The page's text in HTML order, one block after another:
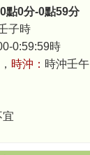
點0分-0點59分
子時
0:59:59時
時沖： 時沖壬午
宜